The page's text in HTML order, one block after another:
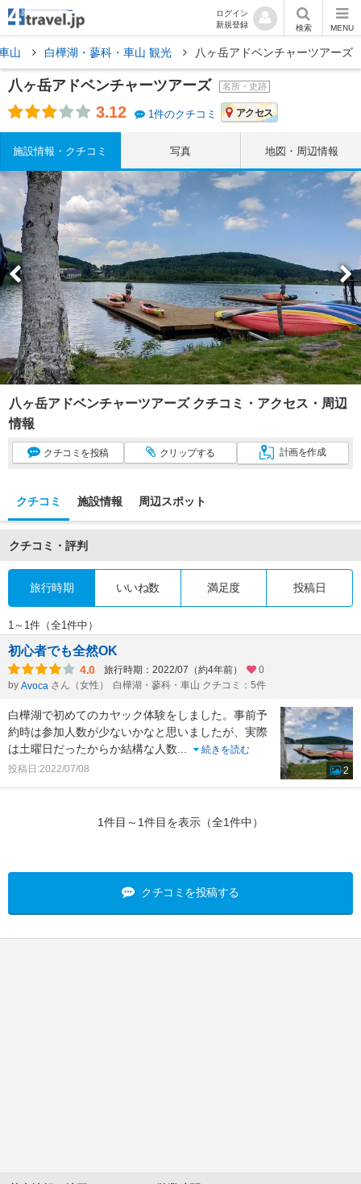
ログイン
新規登録
検索 MENU
山 白樺湖・蓼科・車山 観光 八ヶ岳アドベンチャーツアーズ
八ヶ岳アドベンチャーツアーズ 名所・史跡
3.12 1件のクチコミ アクセス
施設情報・クチコミ 写真 地図・周辺情報
八ヶ岳アドベンチャーツアーズ クチコミ・アクセス・周辺
情報
クチコミ を投稿 クリップする 計画を作成
クチコミ 施設情報 周辺スポット
クチコミ・評判
旅行時期 いいね数 満足度 投稿日
1～1件（全1件中）
初心者でも全然OK
4.0 旅行時期：2022/07（約4年前）
0
by Avoca さん（女性） 白樺湖・蓼科・車山 クチコミ：5件
白樺湖で初めてのカヤック体験をしました。事前予
約時は参加人数が少ないかなと思いましたが、実際
は土曜日だったからか結構な人数...
続きを読む
投稿日:2022/07/08
2
1件目～1件目を表示（全1件中）
クチコミを投稿する